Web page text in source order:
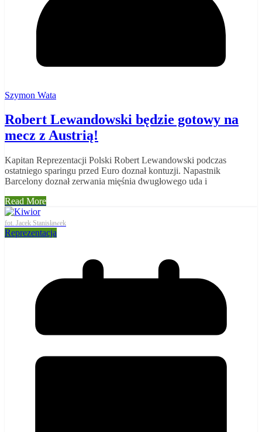
Szymon Wata
Robert Lewandowski będzie gotowy na
mecz z Austrią!
Kapitan Reprezentacji Polski Robert Lewandowski podczas
ostatniego sparingu przed Euro doznał kontuzji. Napastnik
Barcelony doznał zerwania mięśnia dwugłowego uda i
Read More
fot. Jacek Stanisławek
Reprezentacja